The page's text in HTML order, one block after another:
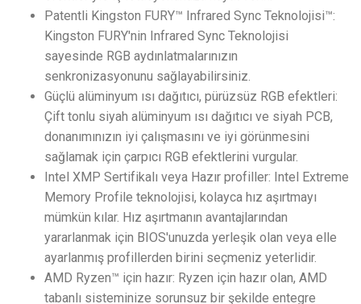
Patentli Kingston FURY™ Infrared Sync Teknolojisi™:
Kingston FURY'nin Infrared Sync Teknolojisi
sayesinde RGB aydınlatmalarınızın
senkronizasyonunu sağlayabilirsiniz.
Güçlü alüminyum ısı dağıtıcı, pürüzsüz RGB efektleri:
Çift tonlu siyah alüminyum ısı dağıtıcı ve siyah PCB,
donanımınızın iyi çalışmasını ve iyi görünmesini
sağlamak için çarpıcı RGB efektlerini vurgular.
Intel XMP Sertifikalı veya Hazır profiller: Intel Extreme
Memory Profile teknolojisi, kolayca hız aşırtmayı
mümkün kılar. Hız aşırtmanın avantajlarından
yararlanmak için BIOS'unuzda yerleşik olan veya elle
ayarlanmış profillerden birini seçmeniz yeterlidir.
AMD Ryzen™ için hazır: Ryzen için hazır olan, AMD
tabanlı sisteminize sorunsuz bir şekilde entegre